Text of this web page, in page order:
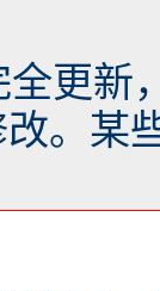
更新
。某